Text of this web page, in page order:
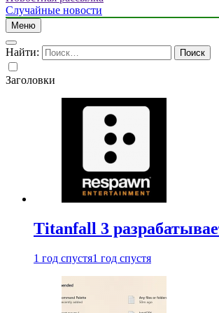
Случайные новости
Меню
Найти:
Заголовки
Titanfall 3
1 год спустя1 год спустя